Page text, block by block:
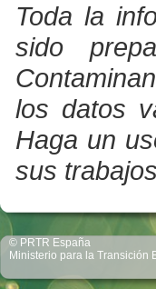
Toda la
sido
los datos
Haga un
sus
© PRTR España
Ministerio para la Transición